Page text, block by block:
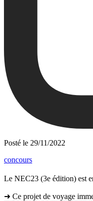
Posté le 29/11/2022
concours
Le NEC23 (3e édition) est
➜ Ce projet de voyage